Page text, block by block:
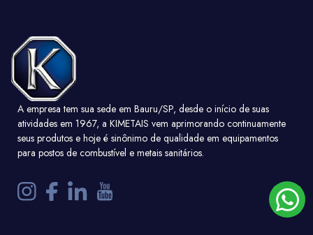
A empresa tem sua sede em Bauru/SP, desde o início de suas
atividades em 1967, a KIMETAIS vem aprimorando continuamente
seus produtos e hoje é sinônimo de qualidade em equipamentos
para postos de combustível e metais sanitários.